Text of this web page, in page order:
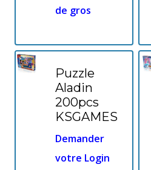
de gros
Puzzle
Aladin
200pcs
KSGAMES
Demander
votre Login